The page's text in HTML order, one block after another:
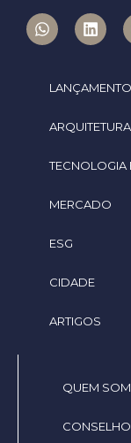
TECNOLOGIA
MERCADO
ESG
CIDADE
ARTIGOS
QUEM
CONSELHO